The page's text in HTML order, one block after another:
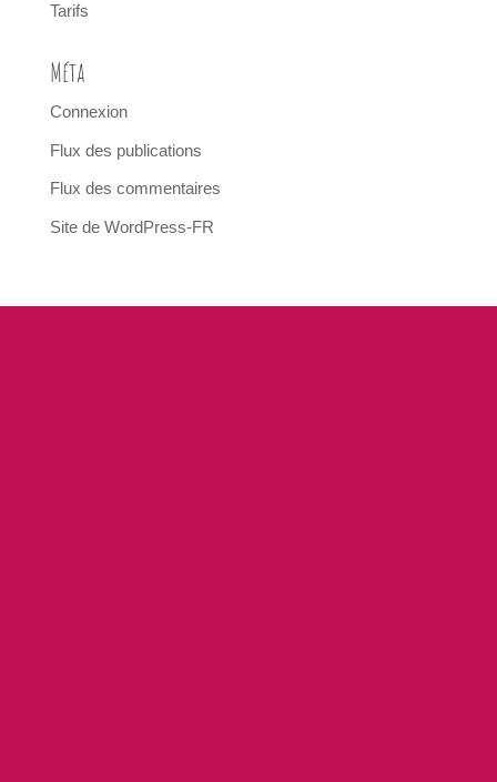
Tarifs
Méta
Connexion
Flux des publications
Flux des commentaires
Site de WordPress-FR